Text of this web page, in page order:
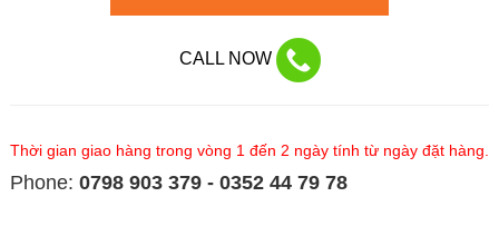
CALL NOW
Thời gian giao hàng trong vòng 1 đến 2 ngày tính từ ngày đặt hàng.
Phone: 0798 903 379 - 0352 44 79 78